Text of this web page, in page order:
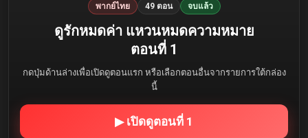
พากย์ไทย 49 ตอน จบแล้ว
ดูรักหมดค่า แหวนหมดความหมาย
ตอนที่ 1
กดปุ่มด้านล่างเพื่อเปิดดูตอนแรก หรือเลือกตอนอื่นจากรายการใต้กล่อง
นี้
▶ เปิดดูตอนที่ 1